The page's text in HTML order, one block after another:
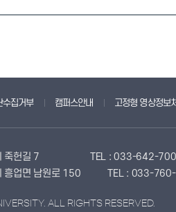
수집거부 캠퍼스안내 고정형 영상정보
죽헌길 7 TEL : 033-642-
흥업면 남원로 150
TEL : 033-
ALL RIGHTS RESERVED.